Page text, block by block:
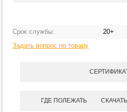
Срок службы:
20+
Задать вопрос по товару
ГДЕ ПОЛЕЖАТЬ